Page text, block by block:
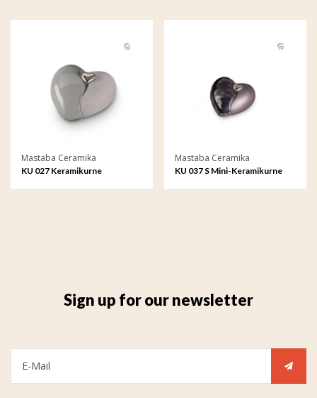
Mastaba Ceramika
KU 027 Keramikurne
Mastaba Ceramika
KU 037 S Mini-Keramikurne
Sign up for our newsletter